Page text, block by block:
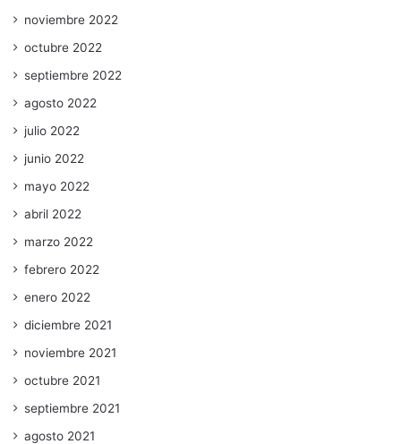
noviembre 2022
octubre 2022
septiembre 2022
agosto 2022
julio 2022
junio 2022
mayo 2022
abril 2022
marzo 2022
febrero 2022
enero 2022
diciembre 2021
noviembre 2021
octubre 2021
septiembre 2021
agosto 2021